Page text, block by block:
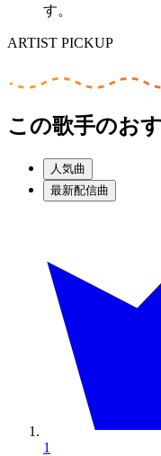
す。
ARTIST PICKUP
この歌手のお
人気曲
最新配信曲
1